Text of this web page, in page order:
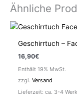
Ähnliche
Geschirrtuch –
16,90€
Enthält 19% MwSt.
zzgl.Versand
Lieferzeit: ca. 3-4